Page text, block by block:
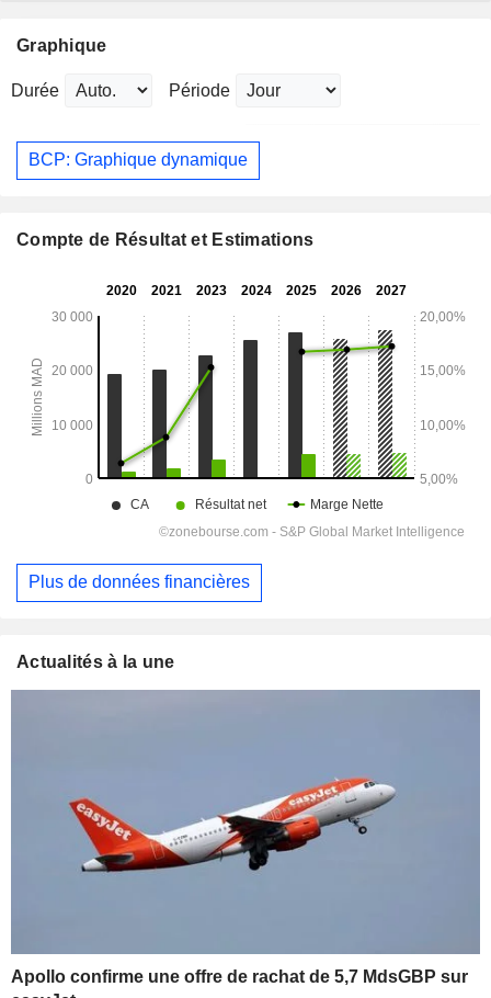
Graphique
Durée Période
BCP: Graphique dynamique
Compte de Résultat et Estimations
Plus de données financières
Actualités à la une
Apollo confirme une offre de rachat de 5,7 MdsGBP sur